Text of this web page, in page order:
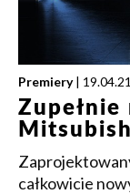
Premiery | 19.04.21
całkowicie